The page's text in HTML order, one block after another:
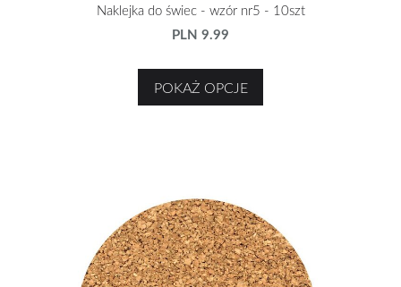
Naklejka do świec - wzór nr5 - 10szt
PLN 9.99
POKAŻ OPCJE